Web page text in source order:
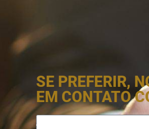
SE PREFERIR,
EM CONTATO